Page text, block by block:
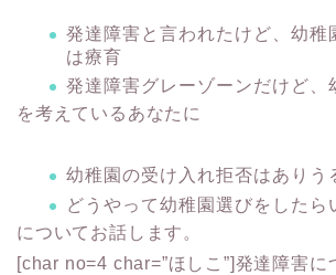
発達障害と言われたけど、幼稚
は療育
発達障害グレーゾーンだけど、
を考えているあなたに
幼稚園の受け入れ拒否はありう
どうやって幼稚園選びをしたら
についてお話します。
[char no=4 char=”ほしこ”]発達障害に